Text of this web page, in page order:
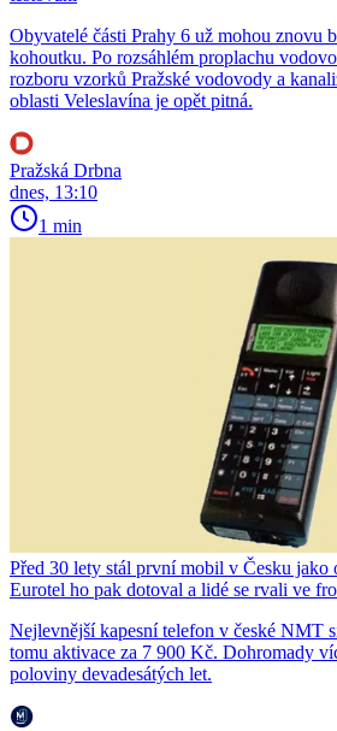
Obyvatelé části Prahy 6 už mohou znovu
kohoutku. Po rozsáhlém proplachu
rozboru vzorků Pražské vodovody a
oblasti Veleslavína je opět pitná.
Pražská Drbna
dnes, 13:10
1 min
Před 30 lety stál první mobil v Česku jako
Eurotel ho pak dotoval a lidé se rvali ve
Nejlevnější kapesní telefon v české NMT
tomu aktivace za 7 900 Kč. Dohromady
poloviny devadesátých let.